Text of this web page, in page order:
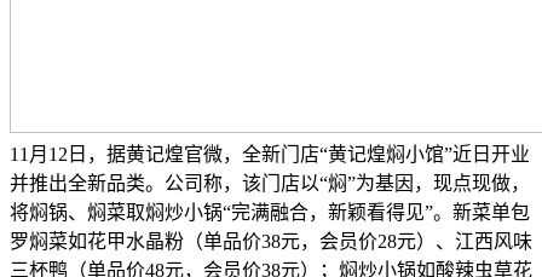
11月12日，据黄记煌官微，全新门店“黄记煌焖小馆”近日开业
并推出全新品类。公司称，该门店以“焖”为基因，现点现做，
将焖锅、焖菜取焖炒小锅“完满融合，新颖看得见”。新菜单包
罗焖菜如花甲水晶粉（单品价38元，会员价28元）、江西风味
三杯鸭（单品价48元，会员价38元）；焖炒小锅如酸辣虫草花